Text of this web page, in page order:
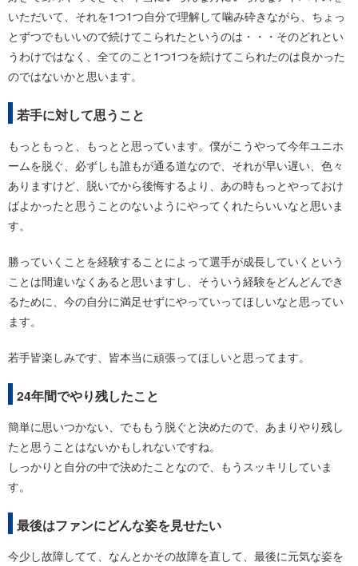
いただいて、それを1つ1つ自分で理解して噛み砕きながら、ちょっ
とずつでもいいので続けてこられたというのは・・・そのどれとい
うわけではなく、全てのこと1つ1つを続けてこられたのは良かった
のではないかと思います。
若手に対して思うこと
もっともっと、もっとと思っています。僕がこうやって今年ユニホ
ームを脱ぐ、必ずしも誰もが通る道なので、それが早い遅い、色々
ありますけど、脱いでから後悔するより、あの時もっとやっておけ
ばよかったと思うことのないようにやってくれたらいいなと思いま
す。
勝っていくことを経験することによって選手が成長していくという
ことは間違いなくあると思いますし、そういう経験をどんどんでき
るために、今の自分に満足せずにやっていってほしいなと思ってい
ます。
若手皆楽しみです、皆本当に頑張ってほしいと思ってます。
24年間でやり残したこと
簡単に思いつかない、でももう脱ぐと決めたので、あまりやり残し
たと思うことはないかもしれないですね。
しっかりと自分の中で決めたことなので、もうスッキリしていま
す。
最後はファンにどんな姿を見せたい
今少し故障してて、なんとかその故障を直して、最後に元気な姿を